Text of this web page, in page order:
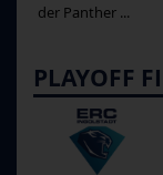
der Panther ...
PLAYOFF